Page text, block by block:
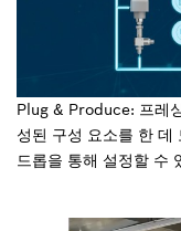
Plug & Produce: 프레
성된 구성 요소를 한 데
드롭을 통해 설정할 수